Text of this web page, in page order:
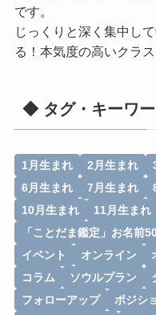
です。
じっくりと深く集中し
る！本気度の高いクラ
◆ タグ・キーワ
1月生まれ 2月生まれ
6月生まれ
7月生まれ
10月生まれ
11月生まれ
「ことだま鑑定」お名前
イベント
オンライン
コラム
ソウルプラン
フォローアップ
ポジシ